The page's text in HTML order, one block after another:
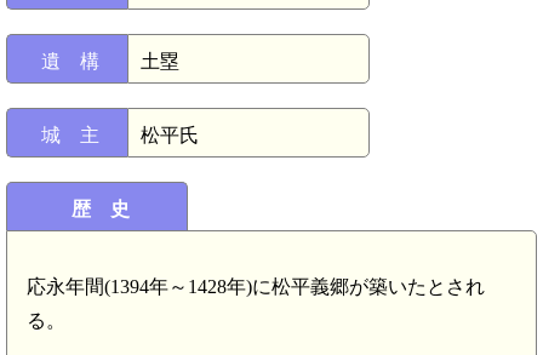
遺 構 土塁
城 主 松平氏
歴 史
応永年間(1394年～1428年)に松平義郷が築いたとされ
る。